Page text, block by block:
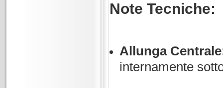
Note Tecniche:
Allunga
internamente